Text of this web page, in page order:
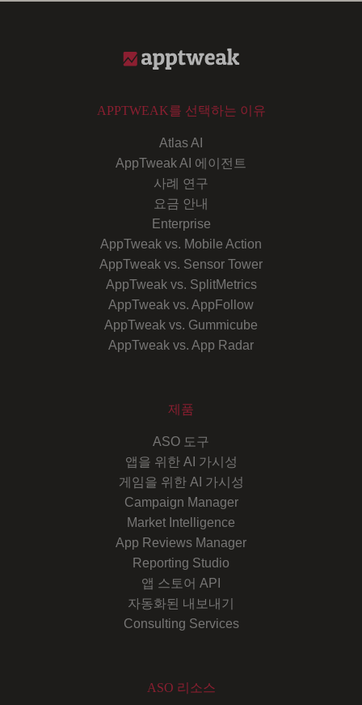
APPTWEAK를 선택하는 이유
Atlas AI
AppTweak AI 에이전트
사례 연구
요금 안내
Enterprise
AppTweak vs. Mobile Action
AppTweak vs. Sensor Tower
AppTweak vs. SplitMetrics
AppTweak vs. AppFollow
AppTweak vs. Gummicube
AppTweak vs. App Radar
제품
ASO 도구
앱을 위한 AI 가시성
게임을 위한 AI 가시성
Campaign Manager
Market Intelligence
App Reviews Manager
Reporting Studio
앱 스토어 API
자동화된 내보내기
Consulting Services
ASO 리소스